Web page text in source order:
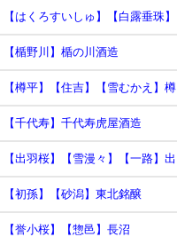
造店【はくろすいしゅ】【白露垂珠】
【竹の露】竹の露
【楯野川】楯の川酒造
【樽平】【住吉】【雪むかえ】樽
平酒造
【千代寿】千代寿虎屋酒造
【出羽桜】【雪漫々】【一路】出
羽桜酒造
【初孫】【砂潟】東北銘醸
【誉小桜】【惣邑】長沼